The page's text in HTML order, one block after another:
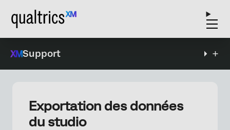
Support
Exportation des données
du studio